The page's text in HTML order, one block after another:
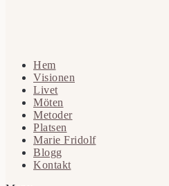
Hem
Visionen
Livet
Möten
Metoder
Platsen
Marie Fridolf
Blogg
Kontakt